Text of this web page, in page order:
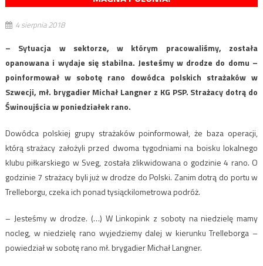
4 sierpnia 2018
– Sytuacja w sektorze, w którym pracowaliśmy, została
opanowana i wydaje się stabilna. Jesteśmy w drodze do domu –
poinformował w sobotę rano dowódca polskich strażaków w
Szwecji, mł. brygadier Michał Langner z KG PSP. Strażacy dotrą do
Świnoujścia w poniedziałek rano.
Dowódca polskiej grupy strażaków poinformował, że baza operacji,
którą strażacy założyli przed dwoma tygodniami na boisku lokalnego
klubu piłkarskiego w Sveg, została zlikwidowana o godzinie 4 rano. O
godzinie 7 strażacy byli już w drodze do Polski. Zanim dotrą do portu w
Trelleborgu, czeka ich ponad tysiąckilometrowa podróż.
– Jesteśmy w drodze. (…) W Linkopink z soboty na niedzielę mamy
nocleg, w niedzielę rano wyjedziemy dalej w kierunku Trelleborga –
powiedział w sobotę rano mł. brygadier Michał Langner.